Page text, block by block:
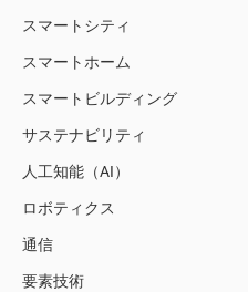
スマートシティ
スマートホーム
スマートビルディング
サステナビリティ
人工知能（AI）
ロボティクス
通信
要素技術